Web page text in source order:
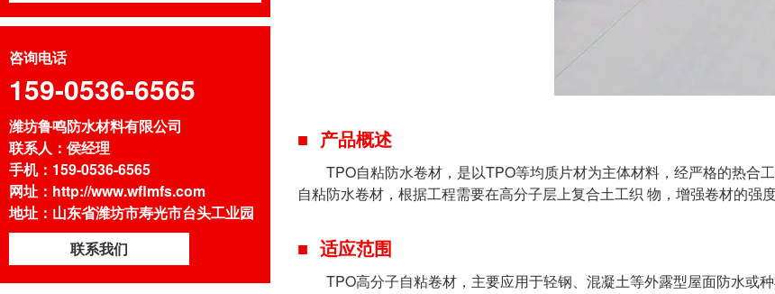
咨询电话
159-0536-6565
潍坊鲁鸣防水材料有限公司
联系人：侯经理
手机：159-0536-6565
网址：http://www.wflmfs.com
地址：山东省潍坊市寿光市台头工业园
联系我们
产品概述
TPO自粘防水卷材，是以TPO等均质片材为主体材料，经严格的热合
自粘防水卷材，根据工程需要在高分子层上复合土工织 物，增强卷材的强度
适应范围
TPO高分子自粘卷材，主要应用于轻钢、混凝土等外露型屋面防水或种